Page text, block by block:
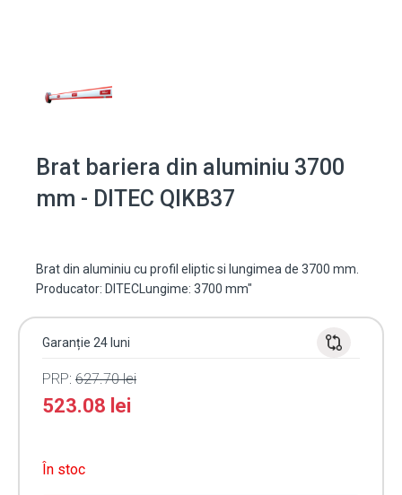
Brat bariera din aluminiu 3700
mm - DITEC QIKB37
Brat din aluminiu cu profil eliptic si lungimea de 3700 mm.
Producator: DITECLungime: 3700 mm"
Garanție 24 luni
PRP: 627.70lei
523.08 lei
În stoc